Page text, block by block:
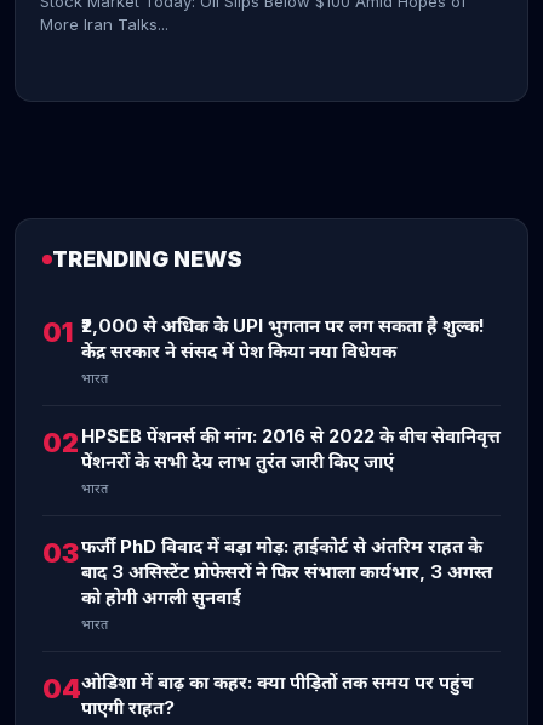
More Iran Talks...
TRENDING NEWS
01 ₹2,000 से अधिक के UPI भुगतान पर लग सकता है शुल्क!
केंद्र सरकार ने संसद में पेश किया नया विधेयक
भारत
02 HPSEB पेंशनर्स की मांग: 2016 से 2022 के बीच सेवानिवृत्त
पेंशनरों के सभी देय लाभ तुरंत जारी किए जाएं
भारत
03फर्जी PhD विवाद में बड़ा मोड़: हाईकोर्ट से अंतरिम राहत के
बाद 3 असिस्टेंट प्रोफेसरों ने फिर संभाला कार्यभार, 3 अगस्त
को होगी अगली सुनवाई
भारत
04ओडिशा में बाढ़ का कहर: क्या पीड़ितों तक समय पर पहुंच
पाएगी राहत?